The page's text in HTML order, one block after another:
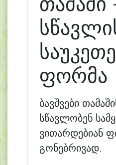
ფორმა
ბავშვები
სწავლობენ
ვითარდებიან
გონებრივად.